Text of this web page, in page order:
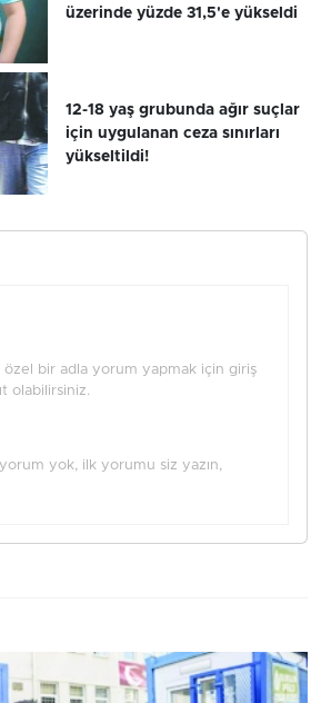
üzerinde yüzde 31,5'e yükseldi
12-18 yaş grubunda ağır suçlar
için uygulanan ceza sınırları
yükseltildi!
özel bir adla yorum yapmak için giriş
olabilirsiniz.
yok, ilk yorumu siz yazın,